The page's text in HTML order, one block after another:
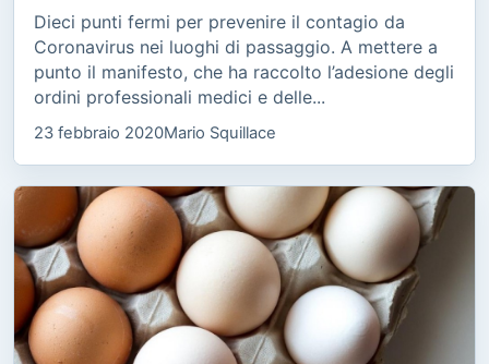
Dieci punti fermi per prevenire il contagio da
Coronavirus nei luoghi di passaggio. A mettere a
punto il manifesto, che ha raccolto l’adesione degli
ordini professionali medici e delle...
23 febbraio 2020Mario Squillace